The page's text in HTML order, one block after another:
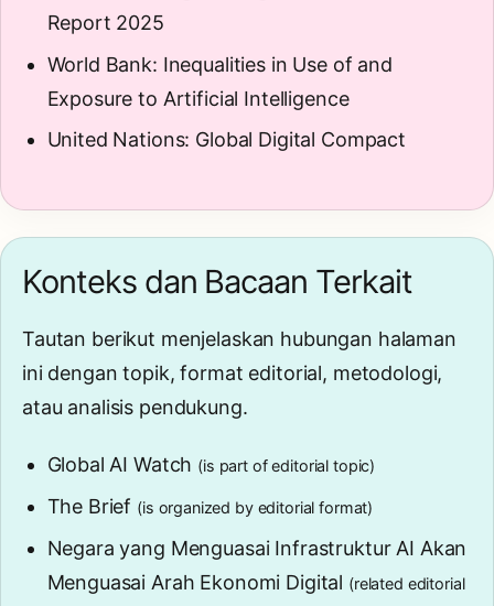
Report 2025
World Bank: Inequalities in Use of and
Exposure to Artificial Intelligence
United Nations: Global Digital Compact
Konteks dan Bacaan Terkait
Tautan berikut menjelaskan hubungan halaman
ini dengan topik, format editorial, metodologi,
atau analisis pendukung.
Global AI Watch (is part of editorial topic)
The Brief (is organized by editorial format)
Negara yang Menguasai Infrastruktur AI Akan
Menguasai Arah Ekonomi Digital (related editorial